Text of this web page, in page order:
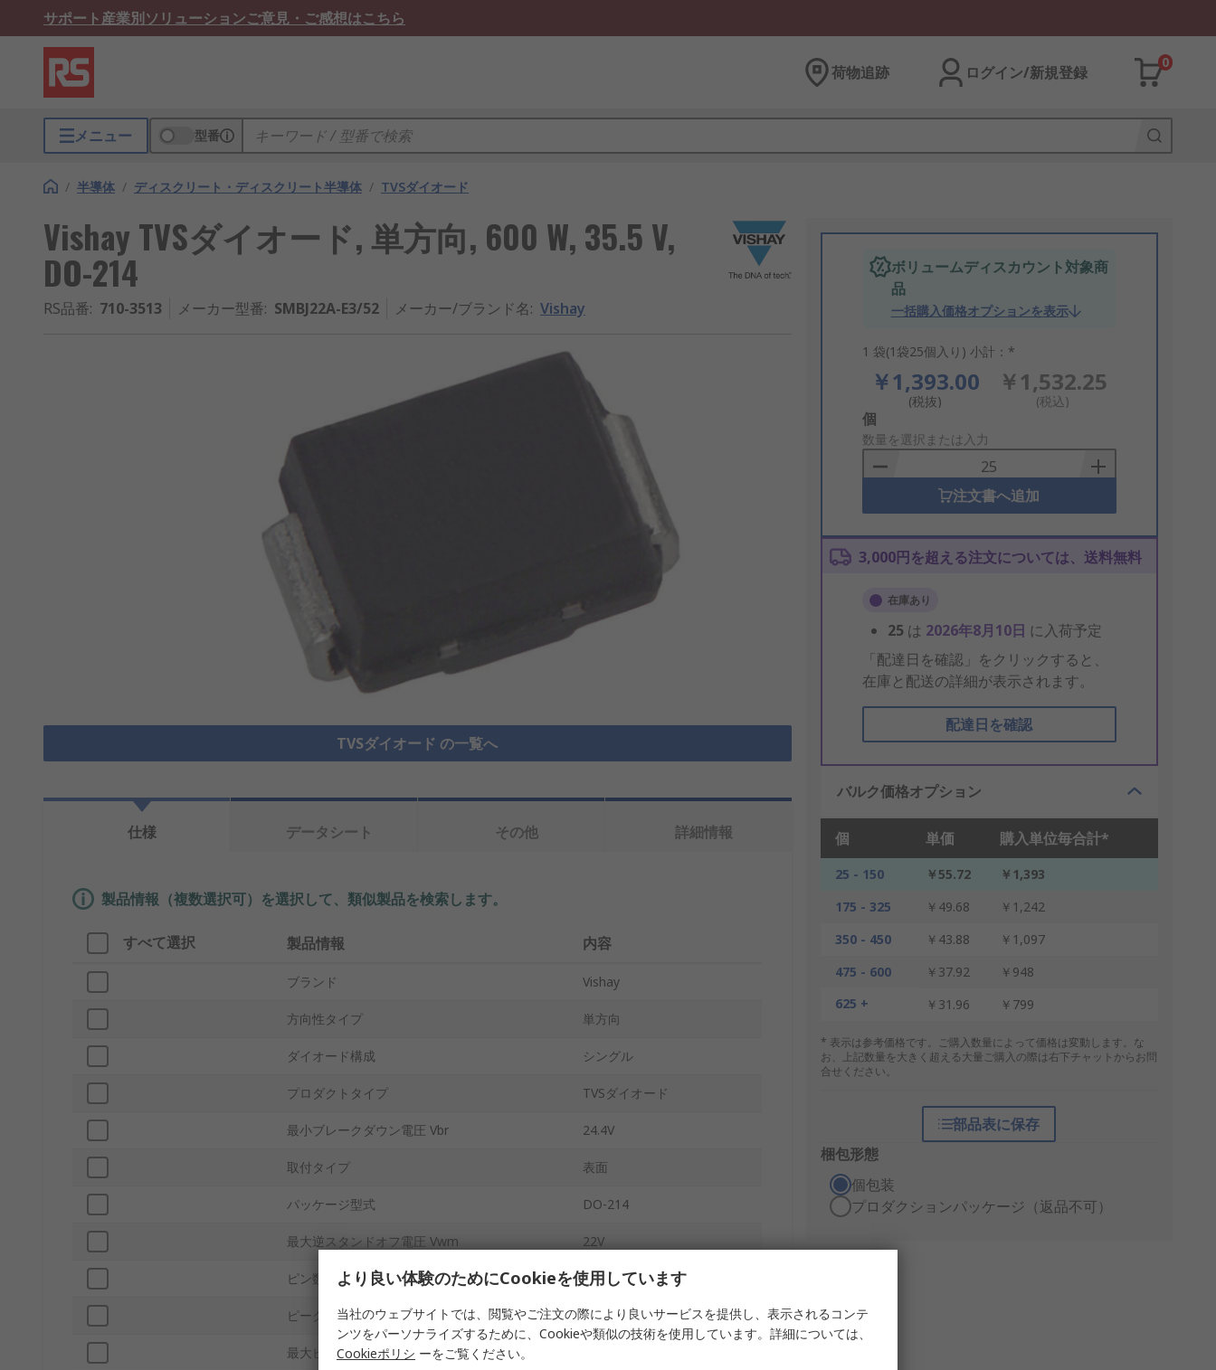
サポート産業別ソリューションご意見・ご感想はこちら
荷物追跡 ログイン/新規登録
0
メニュー 型番
/ 半導体 / ディスクリート・ディスクリート半導体 / TVSダイオード
Vishay TVSダイオード, 単方向, 600 W, 35.5 V,
DO-214
RS品番: 710-3513 メーカー型番: SMBJ22A-E3/52 メーカー/ブランド名: Vishay
TVSダイオード の一覧へ
ボリュームディスカウント対象商
品
一括購入価格オプションを表示
1 袋(1袋25個入り) 小計：*
￥1,393.00
(税抜)
￥1,532.25
(税込)
Add
to
Basket
個
数量を選択または入力
注文書へ追加
3,000円を超える注文については、送料無料
在庫あり
25 は 2026年8月10日 に入荷予定
「配達日を確認」をクリックすると、
在庫と配送の詳細が表示されます。
配達日を確認
バルク価格オプション
個 単価 購入単位毎合計*
25 - 150 ￥55.72
￥1,393
175 - 325
￥49.68
￥1,242
350 - 450
￥43.88
￥1,097
475 - 600
￥37.92
￥948
625 +
￥31.96 ￥799
* 表示は参考価格です。ご購入数量によって価格は変動します。な
お、上記数量を大きく超える大量ご購入の際は右下チャットからお問
合せください。
部品表に保存
梱包形態
個包装
プロダクションパッケージ（返品不可）
仕様 データシート その他 詳細情報
製品情報（複数選択可）を選択して、類似製品を検索します。
すべて選択 製品情報 内容
ブランド Vishay
方向性タイプ 単方向
ダイオード構成 シングル
プロダクトタイプ TVSダイオード
最小ブレークダウン電圧 Vbr 24.4V
取付タイプ 表面
パッケージ型式 DO-214
最大逆スタンドオフ電圧 Vwm 22V
ピン数 2
ピークパルスパワー消費Pppm 600W
最大ピークパルス電流Ippm
より良い体験のためにCookieを使用しています
当社のウェブサイトでは、閲覧やご注文の際により良いサービスを提供し、表示されるコンテ
ンツをパーソナライズするために、Cookieや類似の技術を使用しています。詳細については、
Cookieポリシ ーをご覧ください。